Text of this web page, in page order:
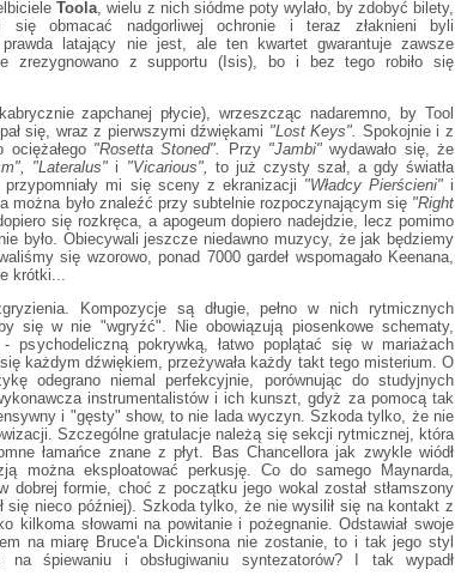
Toola , wielu z nich siódme poty wylało, by zdobyć bilety,
się obmacać nadgorliwej ochronie i teraz złaknieni byli
latający nie jest, ale ten kwartet gwarantuje zawsze
zrezygnowano z supportu (Isis), bo i bez tego robiło się
zapchanej płycie), wrzeszcząc nadaremno, by Tool
się, wraz z pierwszymi dźwiękami "Lost Keys". Spokojnie i z
"Rosetta Stoned". Przy "Jambi" wydawało się, że
"Lateralus" i "Vicarious",
to już czysty szał, a gdy światła
przypomniały mi się sceny z ekranizacji "Władcy Pierścieni"i
można było znaleźć przy subtelnie rozpoczynającym się "Right
się rozkręca, a apogeum dopiero nadejdzie, lecz pomimo
było. Obiecywali jeszcze niedawno muzycy, że jak będziemy
się wzorowo, ponad 7000 gardeł wspomagało Keenana,
krótki...
Kompozycje są długie, pełno w nich rytmicznych
się w nie "wgryźć". Nie obowiązują piosenkowe schematy,
psychodeliczną pokrywką, łatwo poplątać się w mariażach
każdym dźwiękiem, przeżywała każdy takt tego misterium. O
odegrano niemal perfekcyjnie, porównując do studyjnych
instrumentalistów i ich kunszt, gdyż za pomocą tak
i "gęsty" show, to nie lada wyczyn. Szkoda tylko, że nie
Szczególne gratulacje należą się sekcji rytmicznej, która
łamańce znane z płyt. Bas Chancellora jak zwykle wiódł
można eksploatować perkusję. Co do samego Maynarda,
dobrej formie, choć z początku jego wokal został stłamszony
się nieco później). Szkoda tylko, że nie wysilił się na kontakt z
kilkoma słowami na powitanie i pożegnanie. Odstawiał swoje
na miarę Bruce'a Dickinsona nie zostanie, to i tak jego styl
śpiewaniu i obsługiwaniu syntezatorów? I tak wypadł